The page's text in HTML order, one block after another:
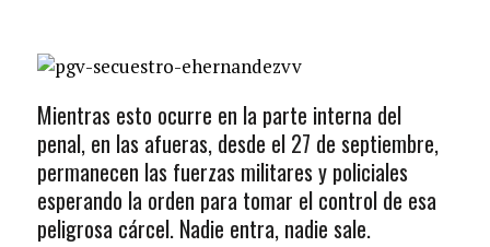
Mientras esto ocurre en la parte interna del
penal, en las afueras, desde el 27 de septiembre,
permanecen las fuerzas militares y policiales
esperando la orden para tomar el control de esa
peligrosa cárcel. Nadie entra, nadie sale.